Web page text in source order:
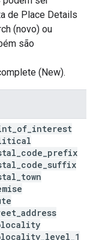
de Place Details
(novo) ou
são
(New).
of interest
code prefix
code suffix
town
address
level 1